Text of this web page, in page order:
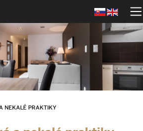
NEKALÉ PRAKTIKY